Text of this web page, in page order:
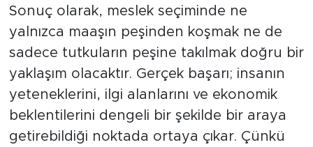
Sonuç olarak, meslek seçiminde ne
yalnızca maaşın peşinden koşmak ne de
sadece tutkuların peşine takılmak doğru bir
yaklaşım olacaktır. Gerçek başarı; insanın
yeteneklerini, ilgi alanlarını ve ekonomik
beklentilerini dengeli bir şekilde bir araya
getirebildiği noktada ortaya çıkar. Çünkü